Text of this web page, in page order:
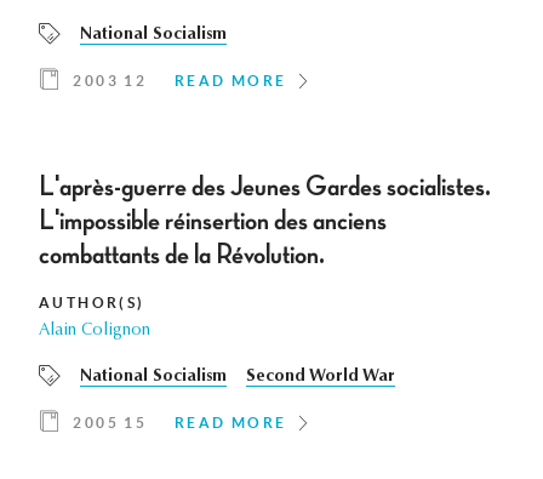
National Socialism
2003 12 READ MORE
L'après-guerre des Jeunes Gardes socialistes.
L'impossible réinsertion des anciens
combattants de la Révolution.
AUTHOR(S)
Alain Colignon
National Socialism Second World War
2005 15 READ MORE